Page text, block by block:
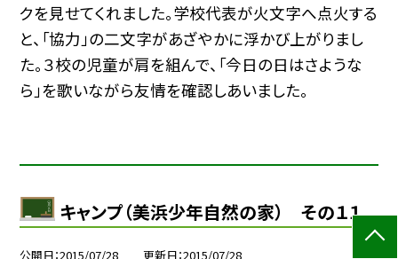
クを見せてくれました。学校代表が火文字へ点火する
と、「協力」の二文字があざやかに浮かび上がりまし
た。３校の児童が肩を組んで、「今日の日はさような
ら」を歌いながら友情を確認しあいました。
キャンプ（美浜少年自然の家） その１１
公開日 2015/07/28 更新日 2015/07/28